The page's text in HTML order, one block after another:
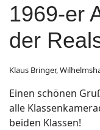
1969-er
der
Klaus Bringer,
Einen schönen
alle
beiden Klassen!